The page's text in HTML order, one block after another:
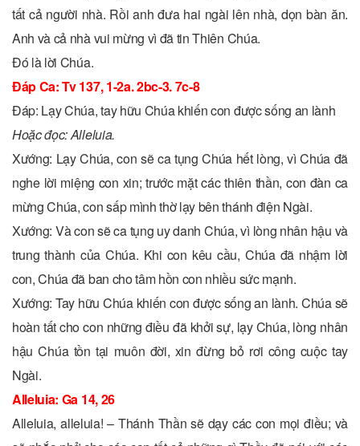
tất cả người nhà. Rồi anh đưa hai ngài lên nhà, dọn bàn ăn.
Anh và cả nhà vui mừng vì đã tin Thiên Chúa.
Ðó là lời Chúa.
Ðáp Ca: Tv 137, 1-2a. 2bc-3. 7c-8
Ðáp: Lạy Chúa, tay hữu Chúa khiến con được sống an lành
Hoặc đọc: Alleluia.
Xướng: Lạy Chúa, con sẽ ca tụng Chúa hết lòng, vì Chúa đã
nghe lời miệng con xin; trước mặt các thiên thần, con đàn ca
mừng Chúa, con sấp mình thờ lạy bên thánh điện Ngài.
Xướng: Và con sẽ ca tụng uy danh Chúa, vì lòng nhân hậu và
trung thành của Chúa. Khi con kêu cầu, Chúa đã nhậm lời
con, Chúa đã ban cho tâm hồn con nhiều sức mạnh.
Xướng: Tay hữu Chúa khiến con được sống an lành. Chúa sẽ
hoàn tất cho con những điều đã khởi sự, lạy Chúa, lòng nhân
hậu Chúa tồn tại muôn đời, xin đừng bỏ rơi công cuộc tay
Ngài.
Alleluia: Ga 14, 26
Alleluia, alleluia! – Thánh Thần sẽ dạy các con mọi điều; và